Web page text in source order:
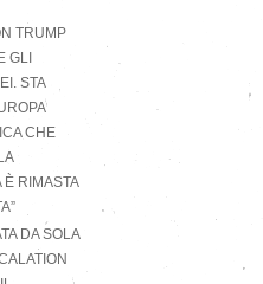
TRUMP
GLI
STA
CHE
È RIMASTA
DA SOLA